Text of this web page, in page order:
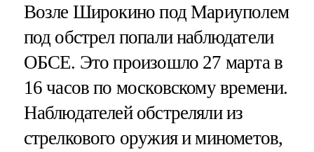
Возле Широкино под Мариуполем
под обстрел попали наблюдатели
ОБСЕ. Это произошло 27 марта в
16 часов по московскому времени.
Наблюдателей обстреляли из
стрелкового оружия и минометов,